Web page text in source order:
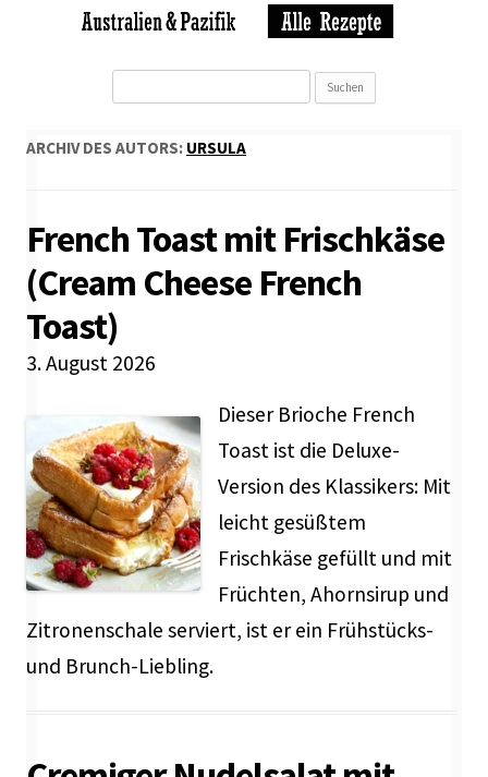
ARCHIV DES AUTORS: URSULA
French Toast mit Frischkäse
(Cream Cheese French
Toast)
3. August 2026
Dieser Brioche French
Toast ist die Deluxe-
Version des Klassikers: Mit
leicht gesüßtem
Frischkäse gefüllt und mit
Früchten, Ahornsirup und
Zitronenschale serviert, ist er ein Frühstücks-
und Brunch-Liebling.